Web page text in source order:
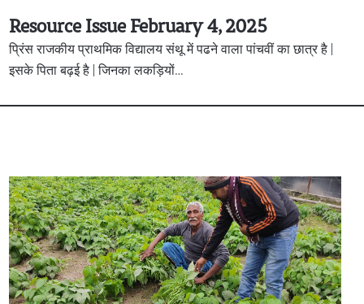
Resource Issue February 4, 2025
प्रिंस राजकीय प्राथमिक विद्यालय संथू में पढने वाला पांचवीं का छात्र है |
इसके पिता बढ़ई है | जिनका लकड़ियों…